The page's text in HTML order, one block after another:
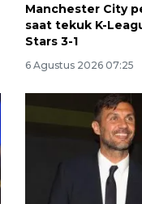
Manchester City
saat tekuk K-
Stars 3-1
6 Agustus 2026 07:25